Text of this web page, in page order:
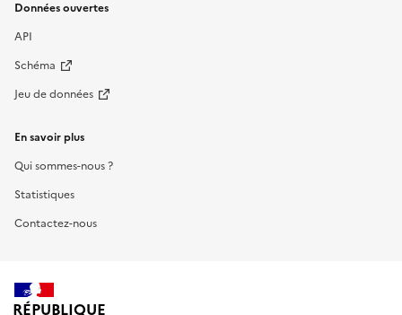
Données ouvertes
API
Schéma
Jeu de données
En savoir plus
Qui sommes-nous ?
Statistiques
Contactez-nous
RÉPUBLIQUE